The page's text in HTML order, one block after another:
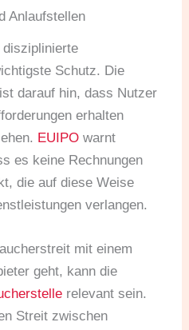
Anlaufstellen
Schutz. Die
darauf hin, dass Nutzer
erhalten
EUIPO warnt
es keine Rechnungen
die auf diese Weise
verlangen.
mit einem
geht, kann die
relevant sein.
Streit zwischen